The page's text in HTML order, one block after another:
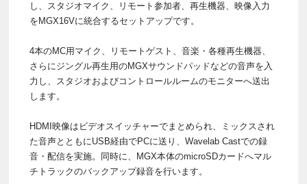
し、スタジオマイク、リモート参加者、再生機器、映像入力
をMGX16Vに統合するセットアップです。
4本のMC用マイク、リモートゲスト、音楽・各種再生機器、
さらにジングル再生用のMGXサウンドパッドなどの音声を入
力し、スタジオおよびコントロールルームのモニターへ送出
します。
HDMI映像はビデオスイッチャーでまとめられ、ミックスされ
た音声とともにUSB経由でPCに送り、Wavelab Castでの録
音・配信を実施。同時に、MGX本体のmicroSDカードへマル
チトラックのバックアップ録音を行います。